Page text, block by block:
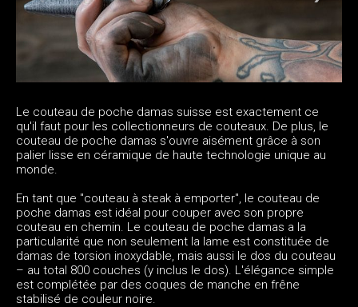
Le couteau de poche damas suisse est exactement ce
qu'il faut pour les collectionneurs de couteaux. De plus, le
couteau de poche damas s'ouvre aisément grâce à son
palier lisse en céramique de haute technologie unique au
monde.
En tant que "couteau à steak à emporter", le couteau de
poche damas est idéal pour couper avec son propre
couteau en chemin. Le couteau de poche damas a la
particularité que non seulement la lame est constituée de
damas de torsion inoxydable, mais aussi le dos du couteau
– au total 800 couches (y inclus le dos). L'élégance simple
est complétée par des coques de manche en frêne
stabilisé de couleur noire.